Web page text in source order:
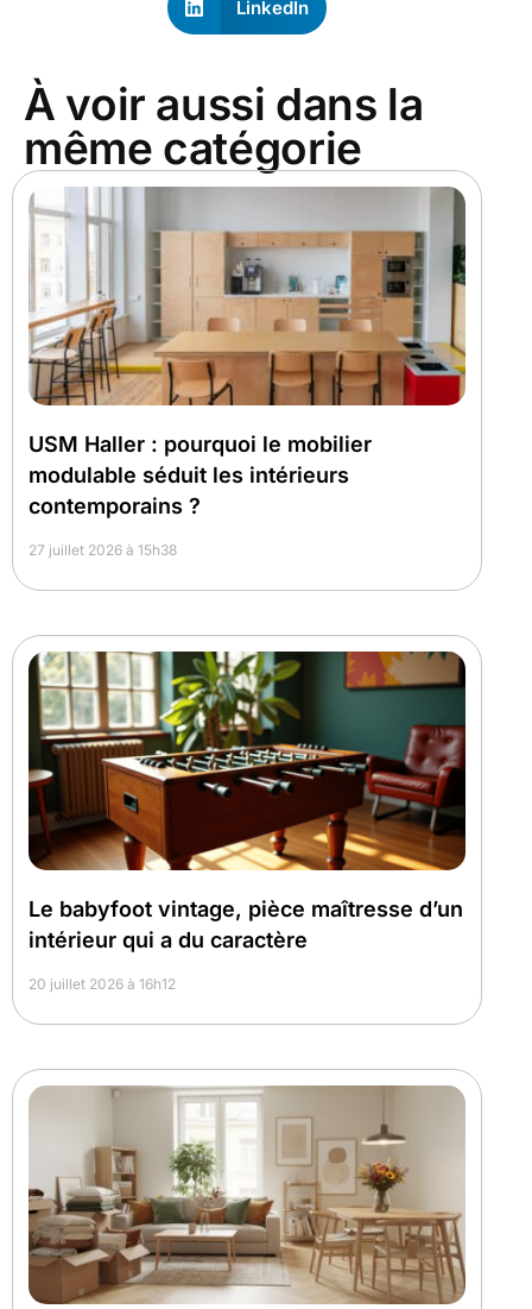
LinkedIn
À voir aussi dans la
même catégorie
USM Haller : pourquoi le mobilier
modulable séduit les intérieurs
contemporains ?
27 juillet 2026 à 15h38
Le babyfoot vintage, pièce maîtresse d’un
intérieur qui a du caractère
20 juillet 2026 à 16h12